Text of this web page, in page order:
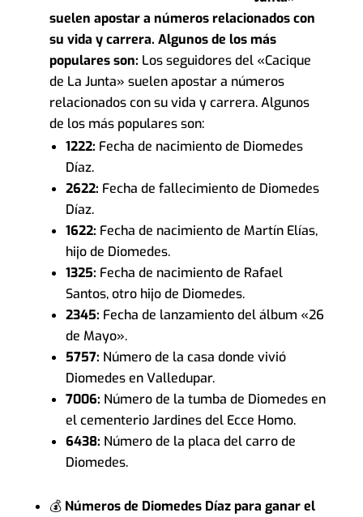
suelen apostar a números relacionados con
su vida y carrera. Algunos de los más
populares son: Los seguidores del «Cacique
de La Junta» suelen apostar a números
relacionados con su vida y carrera. Algunos
de los más populares son:
1222: Fecha de nacimiento de Diomedes
Díaz.
2622: Fecha de fallecimiento de Diomedes
Díaz.
1622: Fecha de nacimiento de Martín Elías,
hijo de Diomedes.
1325: Fecha de nacimiento de Rafael
Santos, otro hijo de Diomedes.
2345: Fecha de lanzamiento del álbum «26
de Mayo».
5757: Número de la casa donde vivió
Diomedes en Valledupar.
7006: Número de la tumba de Diomedes en
el cementerio Jardines del Ecce Homo.
6438: Número de la placa del carro de
Diomedes.
💰 Números de Diomedes Díaz para ganar el